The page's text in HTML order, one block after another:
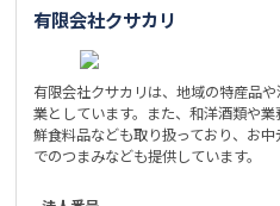
有限会社クサカリ
有限会社クサカリは、地域の特産品
業としています。また、和洋酒類や
鮮食料品なども取り扱っており、お
でのつまみなども提供しています。